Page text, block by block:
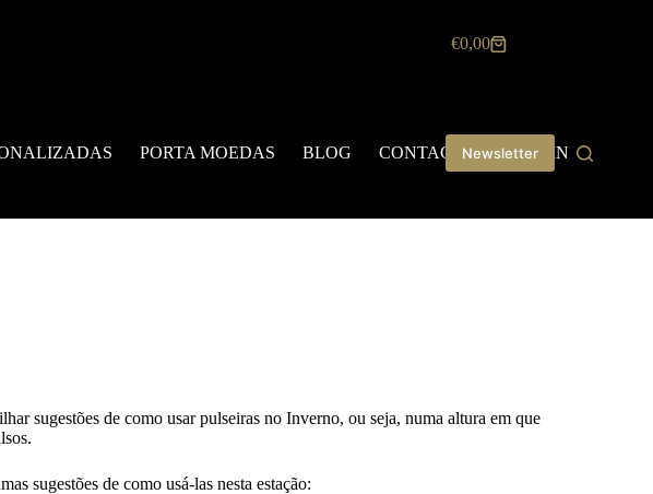
€0,00
PORTA MOEDAS BLOG CONTACTOS LOGIN
Newsletter
sugestões de como usar pulseiras no Inverno, ou seja, numa altura em que
sugestões de como usá-las nesta estação: